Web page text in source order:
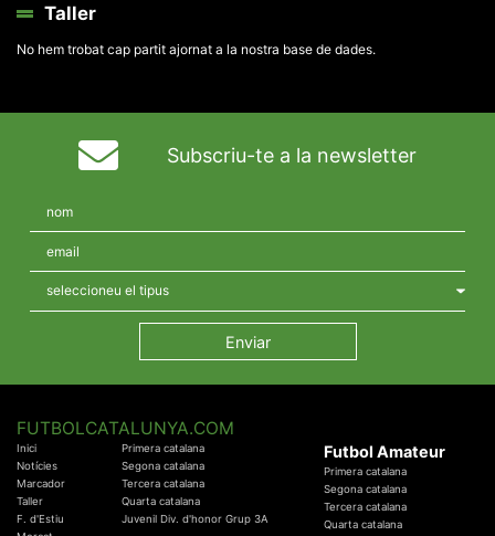
Taller
No hem trobat cap partit ajornat a la nostra base de dades.
Subscriu-te a la newsletter
FUTBOLCATALUNYA.COM
Inici
Notícies
Marcador
Taller
F. d'Estiu
Primera catalana
Segona catalana
Tercera catalana
Quarta catalana
Juvenil Div. d'honor Grup 3A
Futbol Amateur
Primera catalana
Segona catalana
Tercera catalana
Quarta catalana